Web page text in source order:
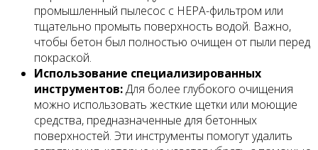
промышленный пылесос с HEPA-фильтром или
тщательно промыть поверхность водой. Важно,
чтобы бетон был полностью очищен от пыли перед
покраской.
Использование специализированных
инструментов:Для более глубокого очищения
можно использовать жесткие щетки или моющие
средства, предназначенные для бетонных
поверхностей. Эти инструменты помогут удалить